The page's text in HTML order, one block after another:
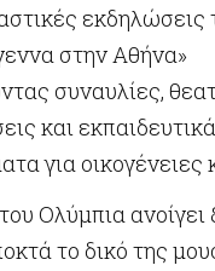
εκδηλώσεις
στην Αθήνα»
συναυλίες,
και εκπαιδευτικά
για οικογένειες
Ολύμπια ανοίγει
το δικό της